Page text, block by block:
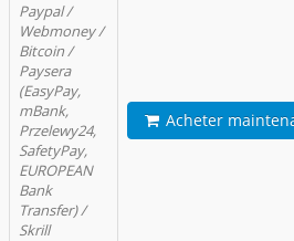
Paypal /
Webmoney /
Bitcoin /
Paysera
(EasyPay,
mBank,
Przelewy24,
SafetyPay,
EUROPEAN
Bank
Transfer) /
Skrill
Acheter